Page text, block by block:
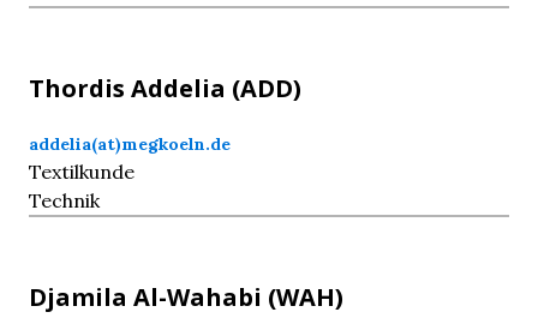
Thordis Addelia (ADD)
addelia(at)megkoeln.de
Textilkunde
Technik
Djamila Al-Wahabi (WAH)